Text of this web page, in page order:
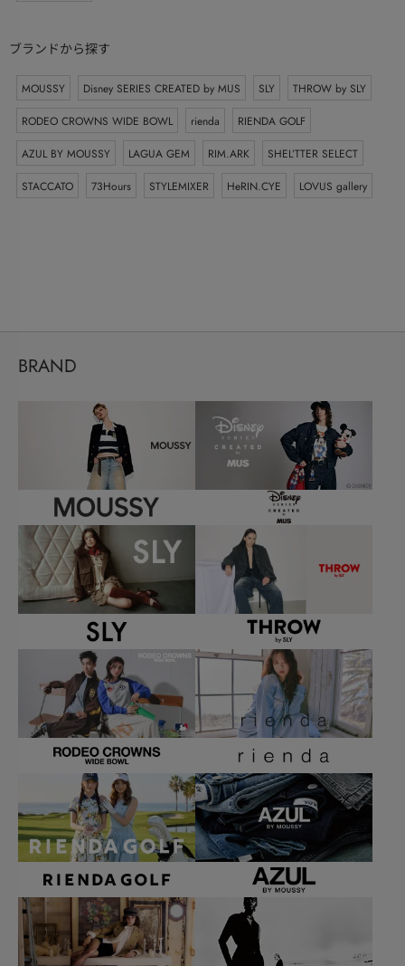
ブランドから探す
MOUSSY Disney SERIES CREATED by MUS SLY
THROW by SLY
RODEO CROWNS WIDE BOWL
rienda
RIENDA GOLF
AZUL BY MOUSSY
LAGUA GEM RIM.ARK
SHEL’TTER SELECT
STACCATO
73Hours STYLEMIXER HeRIN.CYE LOVUS gallery
BRAND